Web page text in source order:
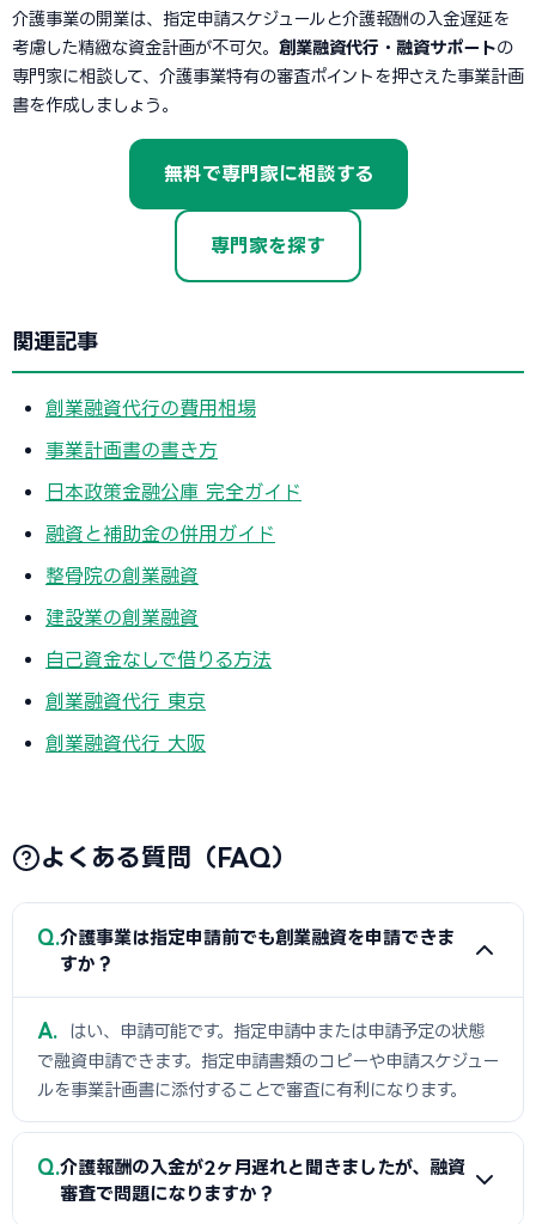
介護事業の開業は、指定申請スケジュールと介護報酬の入金遅延を
考慮した精緻な資金計画が不可欠。 創業融資代行・融資サポートの
専門家に相談して、介護事業特有の審査ポイントを押さえた事業計画
書を作成しましょう。
無料で専門家に相談する
専門家を探す
関連記事
創業融資代行の費用相場
事業計画書の書き方
日本政策金融公庫 完全ガイド
融資と補助金の併用ガイド
整骨院の創業融資
建設業の創業融資
自己資金なしで借りる方法
創業融資代行 東京
創業融資代行 大阪
よくある質問（FAQ）
Q 介護事業は指定申請前でも創業融資を申請できま
すか？
A
はい、申請可能です。指定申請中または申請予定の状態
で融資申請できます。指定申請書類のコピーや申請スケジュー
ルを事業計画書に添付することで審査に有利になります。
Q 介護報酬の入金が2ヶ月遅れと聞きましたが、融資
審査で問題になりますか？